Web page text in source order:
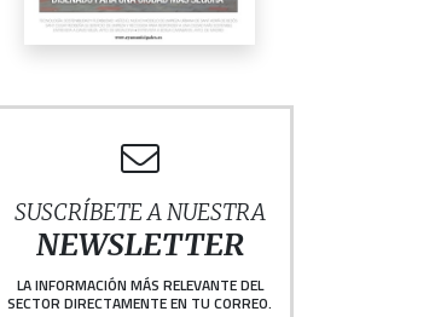
SUSCRÍBETE A NUESTRA
NEWSLETTER
LA INFORMACIÓN MÁS RELEVANTE DEL
SECTOR DIRECTAMENTE EN TU CORREO.